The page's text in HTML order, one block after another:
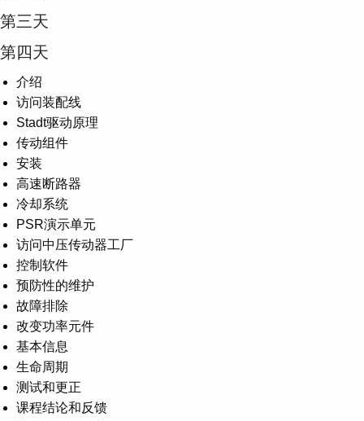
第三天
第四天
介绍
访问装配线
Stadt驱动原理
传动组件
安装
高速断路器
冷却系统
PSR演示单元
访问中压传动器工厂
控制软件
预防性的维护
故障排除
改变功率元件
基本信息
生命周期
测试和更正
课程结论和反馈